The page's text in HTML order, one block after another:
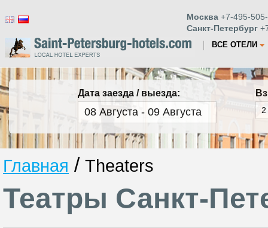
Москва +7-495-
Санкт-Петербург
ВСЕ ОТЕЛИ
Дата заезда / выезда:
Главная / Theaters
Театры Санкт-